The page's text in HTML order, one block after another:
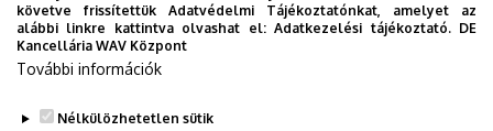
Személyes profil / Personal profile
követve frissítettük Adatvédelmi Tájékoztatónkat, amelyet az
alábbi linkre kattintva olvashat el:Adatkezelési tájékoztató. DE
Kancellária WAV Központ
További információk
Nélkülözhetetlen sütik